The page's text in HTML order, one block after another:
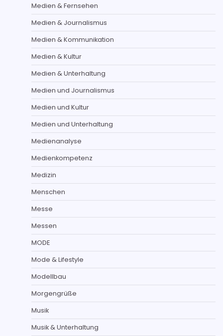
Medien & Fernsehen
Medien & Journalismus
Medien & Kommunikation
Medien & Kultur
Medien & Unterhaltung
Medien und Journalismus
Medien und Kultur
Medien und Unterhaltung
Medienanalyse
Medienkompetenz
Medizin
Menschen
Messe
Messen
MODE
Mode & Lifestyle
Modellbau
Morgengrüße
Musik
Musik & Unterhaltung